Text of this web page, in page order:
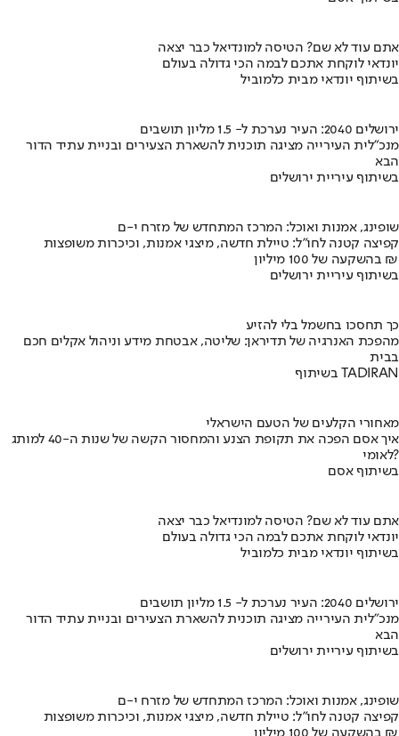
אתם עוד לא שם? הטיסה למונדיאל כבר יצאה
יונדאי לוקחת אתכם לבמה הכי גדולה בעולם
בשיתוף יונדאי מבית כלמוביל
ירושלים 2040: העיר נערכת ל- 1.5 מליון תושבים
מנכ"לית העירייה מציגה תוכנית להשארת הצעירים ובניית עתיד הדור
הבא
בשיתוף עיריית ירושלים
שופינג, אמנות ואוכל: המרכז המתחדש של מזרח י-ם
קפיצה קטנה לחו"ל: טיילת חדשה, מיצגי אמנות, וכיכרות משופצות
בהשקעה של 100 מיליון ₪
בשיתוף עיריית ירושלים
כך תחסכו בחשמל בלי להזיע
מהפכת האנרגיה של תדיראן: שליטה, אבטחת מידע וניהול אקלים חכם
בבית
בשיתוף TADIRAN
מאחורי הקלעים של הטעם הישראלי
איך אסם הפכה את תקופת הצנע והמחסור הקשה של שנות ה-40 למותג
לאומי?
בשיתוף אסם
אתם עוד לא שם? הטיסה למונדיאל כבר יצאה
יונדאי לוקחת אתכם לבמה הכי גדולה בעולם
בשיתוף יונדאי מבית כלמוביל
ירושלים 2040: העיר נערכת ל- 1.5 מליון תושבים
מנכ"לית העירייה מציגה תוכנית להשארת הצעירים ובניית עתיד הדור
הבא
בשיתוף עיריית ירושלים
שופינג, אמנות ואוכל: המרכז המתחדש של מזרח י-ם
קפיצה קטנה לחו"ל: טיילת חדשה, מיצגי אמנות, וכיכרות משופצות